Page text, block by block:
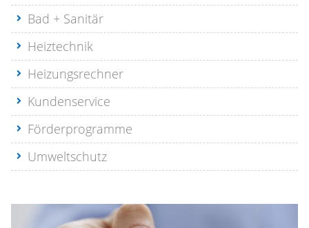
Bad + Sanitär
Heiztechnik
Heizungsrechner
Kundenservice
Förderprogramme
Umweltschutz